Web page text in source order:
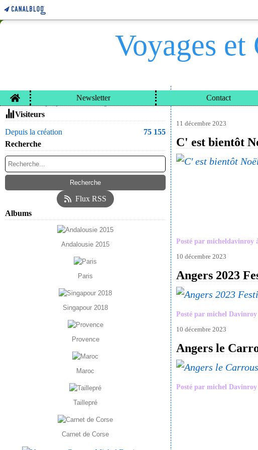
Voyages
Home Newsletter Contact
Contacter le propriétaire du blog
Visiteurs
Depuis la création
75 155
Recherche
Flux RSS
Albums
Andalousie 2015
Paris
Singapour 2018
Provence
Maroc
Taillepré
Carnet de Corse
VOYAGES ET CARNETS, MICHEL
11 décembre 2023
C' est bientôt
Posté par micheldavinroy
10 décembre 2023
Angers 2023
Posté par michel Davinroy
10 décembre 2023
Angers le
Posté par michel Davinroy